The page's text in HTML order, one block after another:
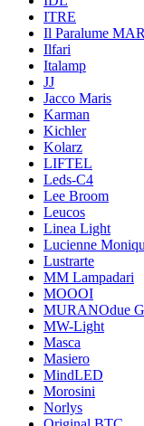
ITRE
Il Paralume
Ilfari
Italamp
JJ
Jacco Maris
Karman
Kichler
Kolarz
LIFTEL
Leds-C4
Lee Broom
Leucos
Linea Light
Lucienne
Lustrarte
MM Lampadari
MOOOI
MURANOdue
MW-Light
Masca
Masiero
MindLED
Morosini
Norlys